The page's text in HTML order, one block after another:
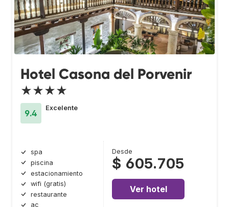
Hotel Casona del Porvenir
★★★★
9.4
Excelente
spa
piscina
estacionamiento
wifi (gratis)
restaurante
ac
Desde
$ 605.705
Ver hotel